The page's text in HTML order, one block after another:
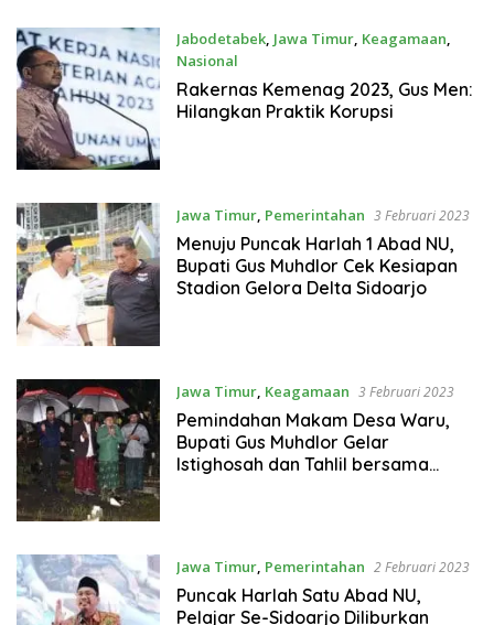
Jabodetabek, Jawa Timur, Keagamaan
Nasional
4 Februari 2023
Rakernas Kemenag 2023, Gus Men:
Hilangkan Praktik Korupsi
Jawa Timur, Pemerintahan 3 Februari 2023
Menuju Puncak Harlah 1 Abad NU,
Bupati Gus Muhdlor Cek Kesiapan
Stadion Gelora Delta Sidoarjo
Jawa Timur, Keagamaan 3 Februari 2023
Pemindahan Makam Desa Waru,
Bupati Gus Muhdlor Gelar
Istighosah dan Tahlil bersama
Jawa Timur, Pemerintahan 2 Februari 2023
Puncak Harlah Satu Abad NU,
Pelajar Se-Sidoarjo Diliburkan